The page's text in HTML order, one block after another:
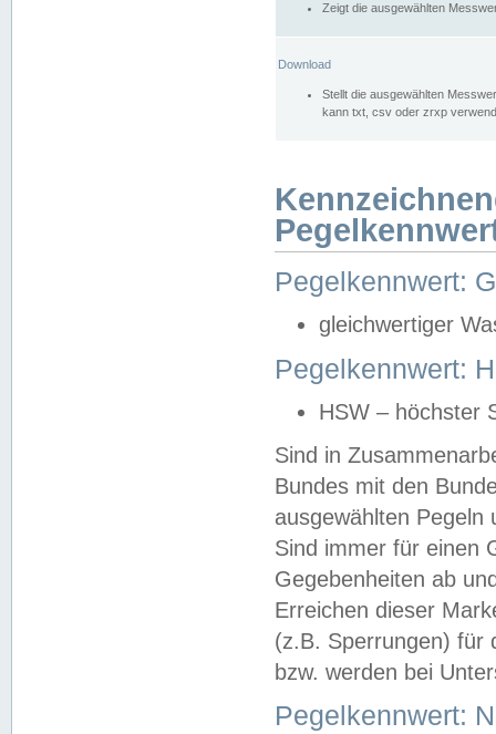
Zeigt die ausgewählten
Download
Stellt die ausgewählten
kann txt, csv oder zrxp
Pegelkennwert:
gleichwertiger
Pegelkennwert:
HSW – höchster
Sind in
Bundes mit den
ausgewählten
Sind immer für einen
Gegebenheiten ab
Erreichen dieser
(z.B. Sperrungen) für
bzw. werden bei
Pegelkennwert: